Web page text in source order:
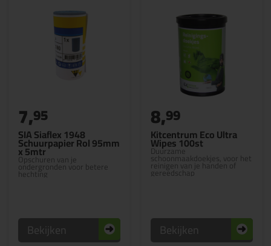
SIA Siaflex 1948
Schuurpapier Rol 95mm
x 5mtr
Opschuren van je
ondergronden voor betere
hechting
7,95
Bekijken
Kitcentrum Eco Ultra
Wipes 100st
Duurzame
schoonmaakdoekjes, voor het
reinigen van je handen of
gereedschap
8,99
Bekijken